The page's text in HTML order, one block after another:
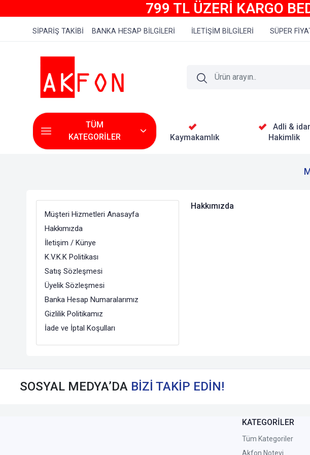
799 TL ÜZERİ KARGO
SİPARİŞ TAKİBİ BANKA HESAP BİLGİLERİ İLETİŞİM BİLGİLERİ SÜPER
TÜM
KATEGORİLER
Kaymakamlık
Adli &
Hakimlik
Müşteri Hizmetleri Anasayfa
Hakkımızda
İletişim / Künye
K.V.K.K Politikası
Satış Sözleşmesi
Üyelik Sözleşmesi
Banka Hesap Numaralarımız
Gizlilik Politikamız
İade ve İptal Koşulları
Hakkımızda
SOSYAL MEDYA’DA BİZİ TAKİP EDİN!
KATEGORİLER
Tüm Kategoriler
Akfon Notevi